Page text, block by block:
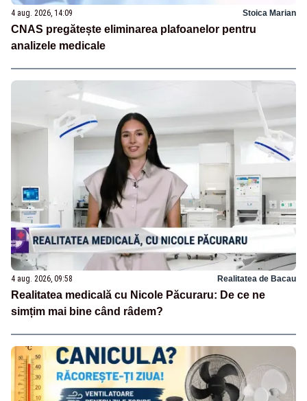
4 aug. 2026, 14:09 Stoica Marian
CNAS pregătește eliminarea plafoanelor pentru
analizele medicale
4 aug. 2026, 09:58 Realitatea de Bacau
Realitatea medicală cu Nicole Păcuraru: De ce ne
simțim mai bine când râdem?